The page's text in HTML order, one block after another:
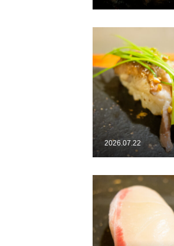
無料で登録し
2026.07.22